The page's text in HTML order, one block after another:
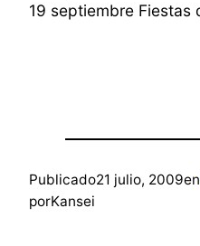
19 septiembre Fiestas
Publicado21 julio, 2009en
porKansei